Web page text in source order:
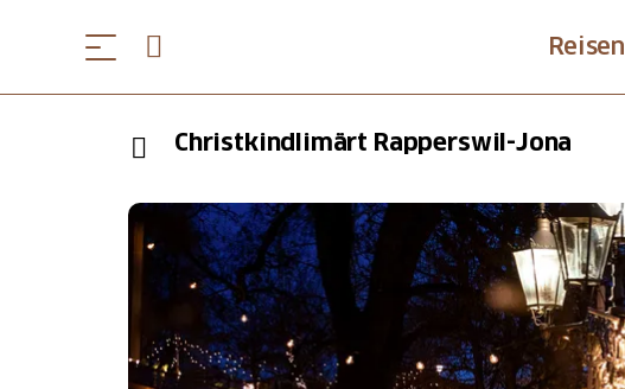
Reisen
Christkindlimärt Rapperswil-Jona